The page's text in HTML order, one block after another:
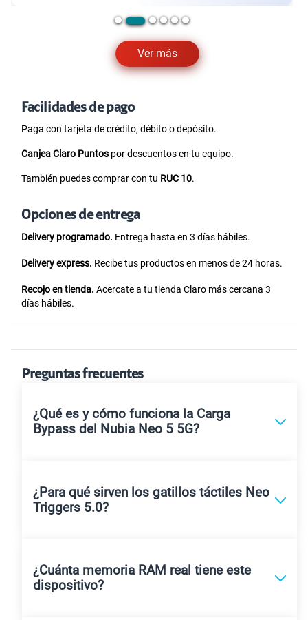
Ver más
Facilidades de pago
Paga con tarjeta de crédito, débito o depósito.
Canjea Claro Puntos por descuentos en tu equipo.
También puedes comprar con tu RUC 10.
Opciones de entrega
Delivery programado. Entrega hasta en 3 días hábiles.
Delivery express. Recibe tus productos en menos de 24 horas.
Recojo en tienda. Acercate a tu tienda Claro más cercana 3
días hábiles.
Preguntas frecuentes
¿Qué es y cómo funciona la Carga
Bypass del Nubia Neo 5 5G?
¿Para qué sirven los gatillos táctiles Neo
Triggers 5.0?
¿Cuánta memoria RAM real tiene este
dispositivo?